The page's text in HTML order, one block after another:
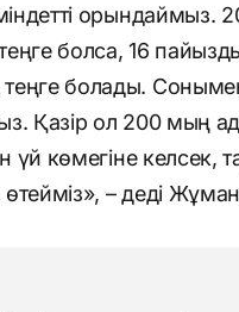
орындаймыз.
болса, 16
болады.
Қазір ол 200 мың
көмегіне келсек,
– деді